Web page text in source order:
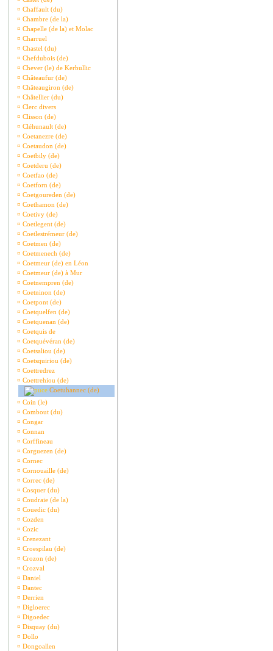
¤ Chaffault (du)
¤ Chambre (de la)
¤ Chapelle (de la) et Molac
¤ Charruel
¤ Chastel (du)
¤ Chefdubois (de)
¤ Chever (le) de Kerbullic
¤ Châteaufur (de)
¤ Châteaugiron (de)
¤ Châtellier (du)
¤ Clerc divers
¤ Clisson (de)
¤ Cléhunault (de)
¤ Coetanezre (de)
¤ Coetaudon (de)
¤ Coetbily (de)
¤ Coetderu (de)
¤ Coetfao (de)
¤ Coetforn (de)
¤ Coetgoureden (de)
¤ Coethamon (de)
¤ Coetivy (de)
¤ Coetlegent (de)
¤ Coetlestrémeur (de)
¤ Coetmen (de)
¤ Coetmenech (de)
¤ Coetmeur (de) en Léon
¤ Coetmeur (de) à Mur
¤ Coetnempren (de)
¤ Coetninon (de)
¤ Coetpont (de)
¤ Coetquelfen (de)
¤ Coetquenan (de)
¤ Coetquis de
¤ Coetquévéran (de)
¤ Coetsaliou (de)
¤ Coetsquiriou (de)
¤ Coettredrez
¤ Coettrehiou (de)
Coetuhannec (de)
¤ Coin (le)
¤ Combout (du)
¤ Congar
¤ Connan
¤ Corffineau
¤ Corguezen (de)
¤ Cornec
¤ Cornouaille (de)
¤ Correc (de)
¤ Cosquer (du)
¤ Coudraie (de la)
¤ Couedic (du)
¤ Cozden
¤ Cozic
¤ Crenezant
¤ Croespilau (de)
¤ Crozon (de)
¤ Crozval
¤ Daniel
¤ Dantec
¤ Derrien
¤ Digloerec
¤ Digoedec
¤ Disquay (du)
¤ Dollo
¤ Dongoallen